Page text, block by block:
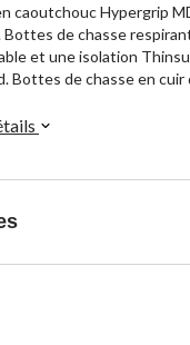
caoutchouc Hypergrip
Bottes de chasse
et une isolation
Bottes de chasse en
en métal antirouille.